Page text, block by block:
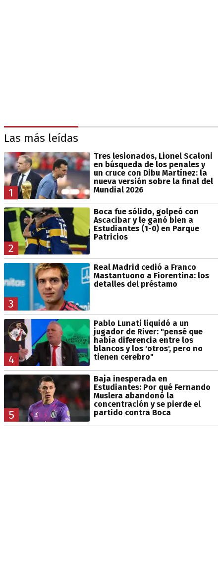
Las más leídas
1
Tres lesionados, Lionel Scaloni
en búsqueda de los penales y
un cruce con Dibu Martínez: la
nueva versión sobre la final del
Mundial 2026
2
Boca fue sólido, golpeó con
Ascacibar y le ganó bien a
Estudiantes (1-0) en Parque
Patricios
3
Real Madrid cedió a Franco
Mastantuono a Fiorentina: los
detalles del préstamo
4
Pablo Lunati liquidó a un
jugador de River: "pensé que
había diferencia entre los
blancos y los 'otros', pero no
tienen cerebro"
5
Baja inesperada en
Estudiantes: Por qué Fernando
Muslera abandonó la
concentración y se pierde el
partido contra Boca